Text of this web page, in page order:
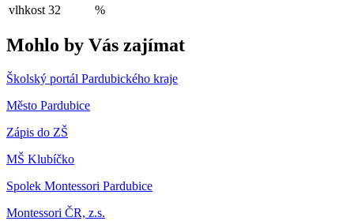
vlhkost 32 %
Mohlo by Vás zajímat
Školský portál Pardubického kraje
Město Pardubice
Zápis do ZŠ
MŠ Klubíčko
Spolek Montessori Pardubice
Montessori ČR, z.s.